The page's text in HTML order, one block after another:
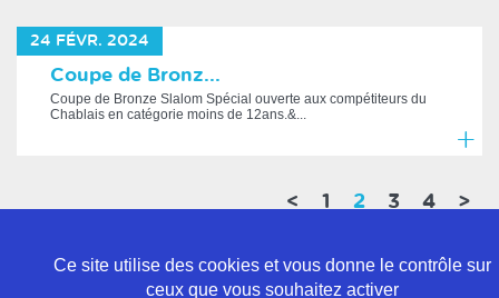
24 FÉVR. 2024
Coupe de Bronz...
Coupe de Bronze Slalom Spécial ouverte aux compétiteurs du
Chablais en catégorie moins de 12ans.&...
plus
< 1 2 (current)
3 4 >
Ce site utilise des cookies et vous donne le contrôle sur
ceux que vous souhaitez activer